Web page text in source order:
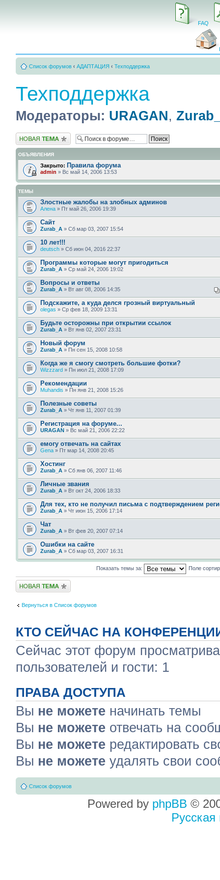
FAQ
Список форумов ‹ АДАПТАЦИЯ ‹ Техподдержка
Техподдержка
Модераторы: URAGAN,
Новая тема
ОБЪЯВЛЕНИЯ
Закрыто: Правила форума
admin » Вс май 14, 2006 13:53
ТЕМЫ
Злостные жалобы на злобных админов
Алена » Пт май 26, 2006 19:39
Сайт
Zurab_A » Сб мар 03, 2007 15:54
10 лет!!!
deutsch » Сб июн 04, 2016 22:37
Программы которые могут пригодиться
Zurab_A » Ср май 24, 2006 19:02
Вопросы и ответы
Zurab_A » Вт авг 08, 2006 14:35
Подскажите, а куда делся грозный виртуальный
olegas » Ср фев 18, 2009 13:31
Будьте осторожны при открытии ссылок
Zurab_A » Вт янв 02, 2007 23:31
Новый форум
Zurab_A » Пн сен 15, 2008 10:58
Когда же я смогу смотреть большие фотки?
Wizzzard » Пн июл 21, 2008 17:09
Рекомендации
Muhandis » Пн янв 21, 2008 15:26
Полезные советы
Zurab_A » Чт янв 11, 2007 01:39
Регистрация на форуме...
URAGAN » Вс май 21, 2006 22:22
емогу отвечать на сайтах
Gena » Пт мар 14, 2008 20:45
Хостинг
Zurab_A » Сб янв 06, 2007 11:46
Личные звания
Zurab_A » Вт окт 24, 2006 18:33
Для тех, кто не получил письма с подтверждением
Zurab_A » Чт июн 15, 2006 17:14
Чат
Zurab_A » Вт фев 20, 2007 07:14
Ошибки на сайте
Zurab_A » Сб мар 03, 2007 16:31
Показать темы за: Поле
Новая тема
Вернуться в Список форумов
КТО СЕЙЧАС НА
Сейчас этот форум
пользователей и гости: 1
ПРАВА ДОСТУПА
Вы не можете начинать темы
Вы не можете отвечать на
Вы не можете редактировать
Вы не можете удалять свои
Список форумов
Powered by phpBB ©